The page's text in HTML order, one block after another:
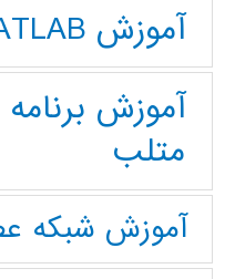
آموزش MATLAB
آموزش
متلب
آموزش شبکه